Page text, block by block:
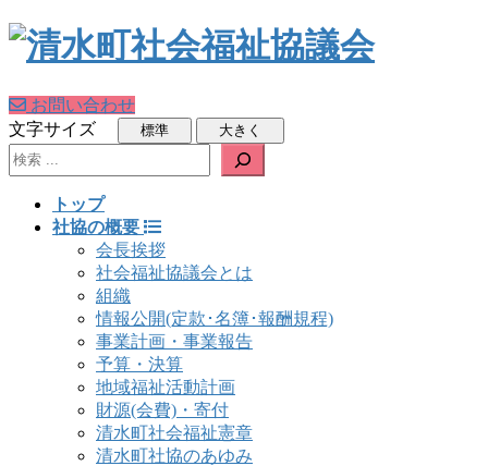
お問い合わせ
文字サイズ
検索
トップ
社協の概要
会長挨拶
社会福祉協議会とは
組織
情報公開(定款･名簿･報酬規程)
事業計画・事業報告
予算・決算
地域福祉活動計画
財源(会費)・寄付
清水町社会福祉憲章
清水町社協のあゆみ